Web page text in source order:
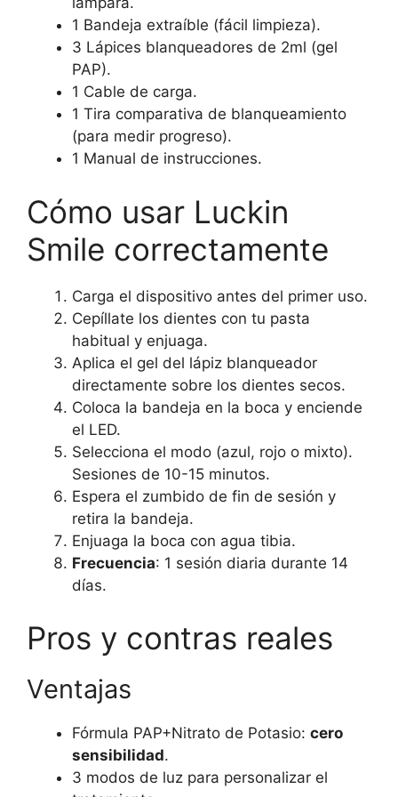
1 Bandeja extraíble (fácil limpieza).
3 Lápices blanqueadores de 2ml (gel
PAP).
1 Cable de carga.
1 Tira comparativa de blanqueamiento
(para medir progreso).
1 Manual de instrucciones.
Cómo usar Luckin
Smile correctamente
Carga el dispositivo antes del primer uso.
Cepíllate los dientes con tu pasta
habitual y enjuaga.
Aplica el gel del lápiz blanqueador
directamente sobre los dientes secos.
Coloca la bandeja en la boca y enciende
el LED.
Selecciona el modo (azul, rojo o mixto).
Sesiones de 10-15 minutos.
Espera el zumbido de fin de sesión y
retira la bandeja.
Enjuaga la boca con agua tibia.
Frecuencia: 1 sesión diaria durante 14
días.
Pros y contras reales
Ventajas
Fórmula PAP+Nitrato de Potasio: cero
sensibilidad.
3 modos de luz para personalizar el